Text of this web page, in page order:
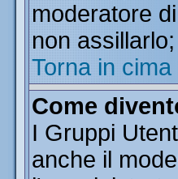
moderatore
non
Torna in cima
Come
I Gruppi
anche il